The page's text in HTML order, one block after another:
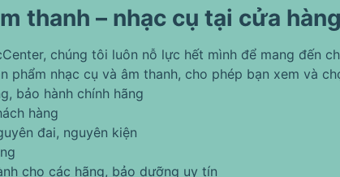
thanh – nhạc cụ tại cửa
chúng tôi luôn nỗ lực hết mình để mang đến
phẩm nhạc cụ và âm thanh, cho phép bạn xem và
bảo hành chính hãng
hàng
đai, nguyên kiện
cho các hãng, bảo dưỡng uy tín